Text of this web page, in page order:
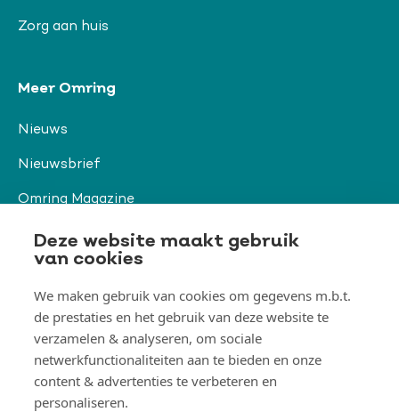
Deze website maakt gebruik
van cookies
We maken gebruik van cookies om gegevens m.b.t.
de prestaties en het gebruik van deze website te
verzamelen & analyseren, om sociale
netwerkfunctionaliteiten aan te bieden en onze
content & advertenties te verbeteren en
personaliseren.
Zorg aan huis
Meer Omring
Nieuws
Nieuwsbrief
Omring Magazine
Verwijzers
Organisatie & beleid